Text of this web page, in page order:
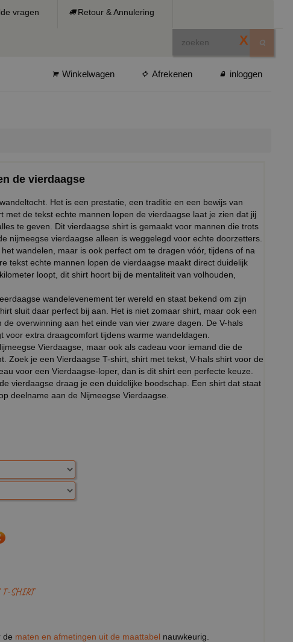
vragen Retour & Annulering
X
Winkelwagen Afrekenen inloggen
de vierdaagse
Het is een prestatie, een traditie en een bewijs van
met de tekst echte mannen lopen de vierdaagse laat je zien dat jij
te geven. Dit vierdaagse shirt is gemaakt voor mannen die trots
nijmeegse vierdaagse alleen is weggelegd voor echte doorzetters.
wandelen, maar is ook perfect om te dragen vóór, tijdens of na
tekst echte mannen lopen de vierdaagse maakt direct duidelijk
loopt, dit shirt hoort bij de mentaliteit van volhouden,
wandelevenement ter wereld en staat bekend om zijn
sluit daar perfect bij aan. Het is niet zomaar shirt, maar ook een
overwinning aan het einde van vier zware dagen. De V-hals
extra draagcomfort tijdens warme wandeldagen.
Vierdaagse, maar ook als cadeau voor iemand die de
Zoek je een Vierdaagse T-shirt, shirt met tekst, V-hals shirt voor de
voor een Vierdaagse-loper, dan is dit shirt een perfecte keuze.
vierdaagse draag je een duidelijke boodschap. Een shirt dat staat
deelname aan de Nijmeegse Vierdaagse.
T-SHIRT
de maten en afmetingen uit de maattabel nauwkeurig.